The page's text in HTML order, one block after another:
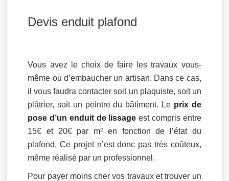
Devis enduit plafond
Vous avez le choix de faire les travaux vous-
même ou d’embaucher un artisan. Dans ce cas,
il vous faudra contacter soit un plaquiste, soit un
plâtrier, soit un peintre du bâtiment. Le prix de
pose d’un enduit de lissage est compris entre
15€ et 20€ par m² en fonction de l’état du
plafond. Ce projet n’est donc pas très coûteux,
même réalisé par un professionnel.
Pour payer moins cher vos travaux et trouver un